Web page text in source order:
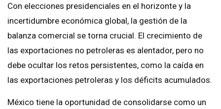
Con elecciones presidenciales en el horizonte y la
incertidumbre económica global, la gestión de la
balanza comercial se torna crucial. El crecimiento de
las exportaciones no petroleras es alentador, pero no
debe ocultar los retos persistentes, como la caída en
las exportaciones petroleras y los déficits acumulados.
México tiene la oportunidad de consolidarse como un